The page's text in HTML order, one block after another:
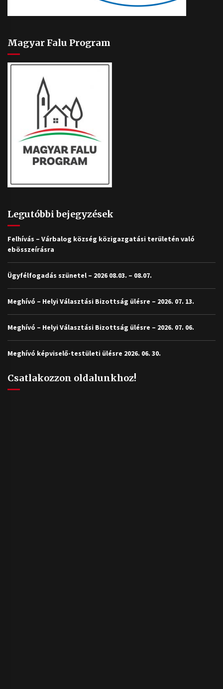
Magyar Falu Program
Legutóbbi bejegyzések
Felhívás – Várbalog község közigazgatási területén való
ebösszeírásra
Ügyfélfogadás szünetel – 2026 08.03. – 08.07.
Meghívó – Helyi Választási Bizottság ülésre – 2026. 07. 13.
Meghívó – Helyi Választási Bizottság ülésre – 2026. 07. 06.
Meghívó képviselő-testületi ülésre 2026. 06. 30.
Csatlakozzon oldalunkhoz!